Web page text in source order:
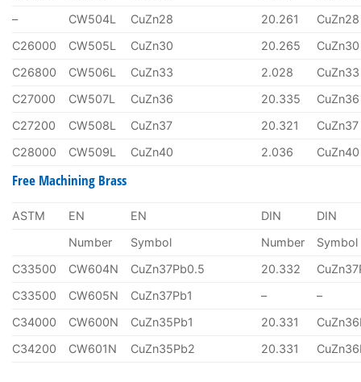
–
CW504L CuZn28 20.261
CuZn28
C26000
CW505L CuZn30 20.265
CuZn30
C26800
CW506L CuZn33 2.028
CuZn33
C27000
CW507L CuZn36 20.335
CuZn36
C27200
CW508L CuZn37 20.321
CuZn37
C28000
CW509L CuZn40 2.036 CuZn40
Free Machining Brass
ASTM EN EN DIN
DIN
Number
Symbol Number
Symbol
C33500
CW604N CuZn37Pb0.5 20.332
C33500
CW605N CuZn37Pb1 –
–
C34000
CW600N CuZn35Pb1 20.331
C34200
CW601N CuZn35Pb2 20.331